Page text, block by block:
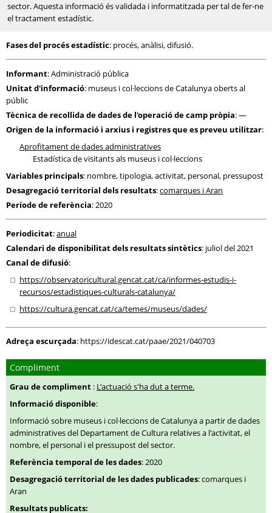
sector. Aquesta informació és validada i informatitzada per tal de fer-ne
el tractament estadístic.
Fases del procés estadístic: procés, anàlisi, difusió.
Informant: Administració pública
Unitat d'informació: museus i col·leccions de Catalunya oberts al
públic
Tècnica de recollida de dades de l'operació de camp pròpia: —
Origen de la informació i arxius i registres que es preveu utilitzar:
Aprofitament de dades administratives
Estadística de visitants als museus i col·leccions
Variables principals: nombre, tipologia, activitat, personal, pressupost
Desagregació territorial dels resultats:comarques i Aran
Període de referència: 2020
Periodicitat:anual
Calendari de disponibilitat dels resultats sintètics: juliol del 2021
Canal de difusió:
https://observatoricultural.gencat.cat/ca/informes-estudis-i-
recursos/estadistiques-culturals-catalunya/
https://cultura.gencat.cat/ca/temes/museus/dades/
Adreça escurçada: https://idescat.cat/paae/2021/040703
Compliment
Grau de compliment : L'actuació s'ha dut a terme.
Informació disponible:
Informació sobre museus i col·leccions de Catalunya a partir de dades
administratives del Departament de Cultura relatives a l'activitat, el
nombre, el personal i el pressupost del sector.
Referència temporal de les dades: 2020
Desagregació territorial de les dades publicades: comarques i
Aran
Resultats publicats: